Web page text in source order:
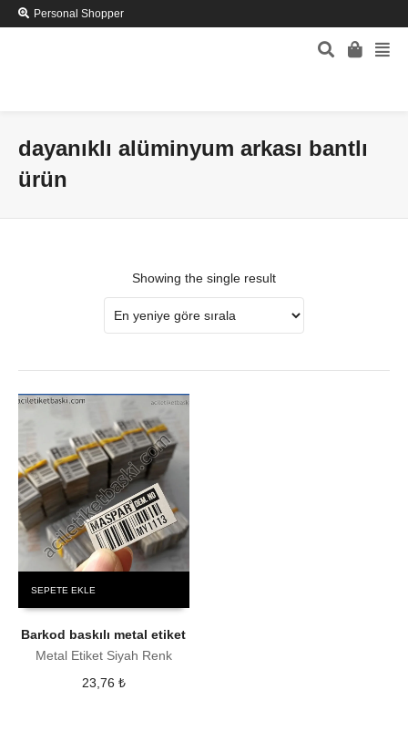
Personal Shopper
dayanıklı alüminyum arkası bantlı
ürün
Showing the single result
SEPETE EKLE
Barkod baskılı metal etiket
Metal Etiket Siyah Renk
23,76 ₺